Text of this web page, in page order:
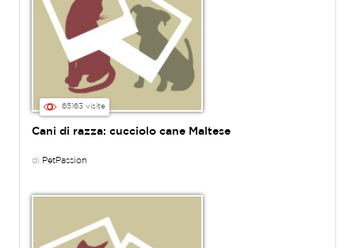
65163 visite
Cani di razza: cucciolo cane Maltese
di PetPassion